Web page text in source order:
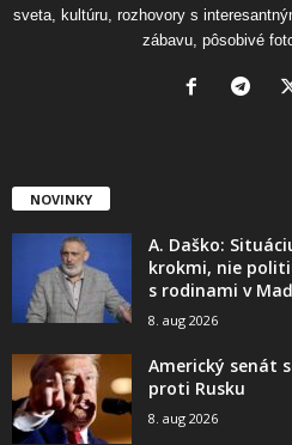
sveta, kultúru, rozhovory s
zábavu, pôsobivé
NOVINKY
A. Daško:
krokmi, nie
s rodinami v
8. aug 2026
Americký senát
proti Rusku
8. aug 2026